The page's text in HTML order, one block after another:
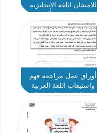
للامتحان اللغة الإنجليزية
الفصل الأول 2024-2025
أوراق عمل مراجعة فهم
واستيعاب اللغة العربية